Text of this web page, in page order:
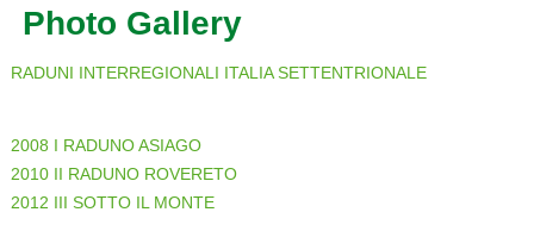
Photo Gallery
RADUNI INTERREGIONALI ITALIA SETTENTRIONALE
2008 I RADUNO ASIAGO
2010 II RADUNO ROVERETO
2012 III SOTTO IL MONTE